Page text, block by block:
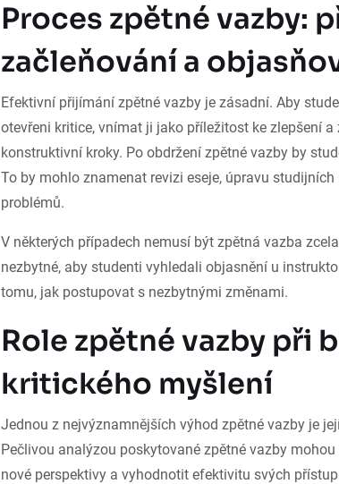
Proces zpětné vazby:
začleňování a
Efektivní přijímání zpětné vazby je zásadní. Aby
otevřeni kritice, vnímat ji jako příležitost ke zlepšení
konstruktivní kroky. Po obdržení zpětné vazby by
To by mohlo znamenat revizi eseje, úpravu
problémů.
V některých případech nemusí být zpětná vazba
nezbytné, aby studenti vyhledali objasnění u
tomu, jak postupovat s nezbytnými změnami.
Role zpětné vazby při
kritického myšlení
Jednou z nejvýznamnějších výhod zpětné vazby je
Pečlivou analýzou poskytované zpětné vazby
nové perspektivy a vyhodnotit efektivitu svých